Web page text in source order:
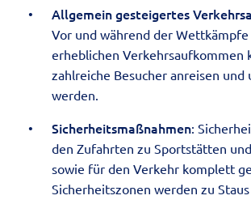
Allgemein gesteigertes
Vor und während der Wettkämpfe
erheblichen Verkehrsaufkommen
zahlreiche Besucher anreisen und
werden.
Sicherheitsmaßnahmen:
den Zufahrten zu Sportstätten
sowie für den Verkehr komplett
Sicherheitszonen werden zu